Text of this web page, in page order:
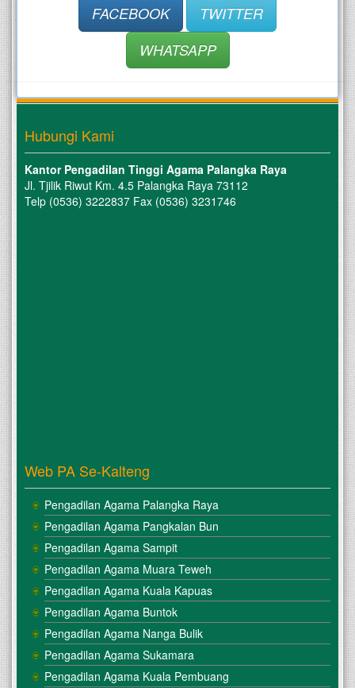
FACEBOOK
TWITTER
WHATSAPP
Hubungi Kami
Kantor Pengadilan Tinggi Agama Palangka Raya
Jl. Tjilik Riwut Km. 4.5 Palangka Raya 73112
Telp (0536) 3222837 Fax (0536) 3231746
Web PA Se-Kalteng
Pengadilan Agama Palangka Raya
Pengadilan Agama Pangkalan Bun
Pengadilan Agama Sampit
Pengadilan Agama Muara Teweh
Pengadilan Agama Kuala Kapuas
Pengadilan Agama Buntok
Pengadilan Agama Nanga Bulik
Pengadilan Agama Sukamara
Pengadilan Agama Kuala Pembuang